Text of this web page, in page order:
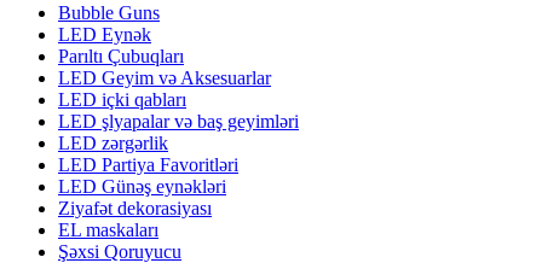
Bubble Guns
LED Eynək
Parıltı Çubuqları
LED Geyim və Aksesuarlar
LED içki qabları
LED şlyapalar və baş geyimləri
LED zərgərlik
LED Partiya Favoritləri
LED Günəş eynəkləri
Ziyafət dekorasiyası
EL maskaları
Şəxsi Qoruyucu